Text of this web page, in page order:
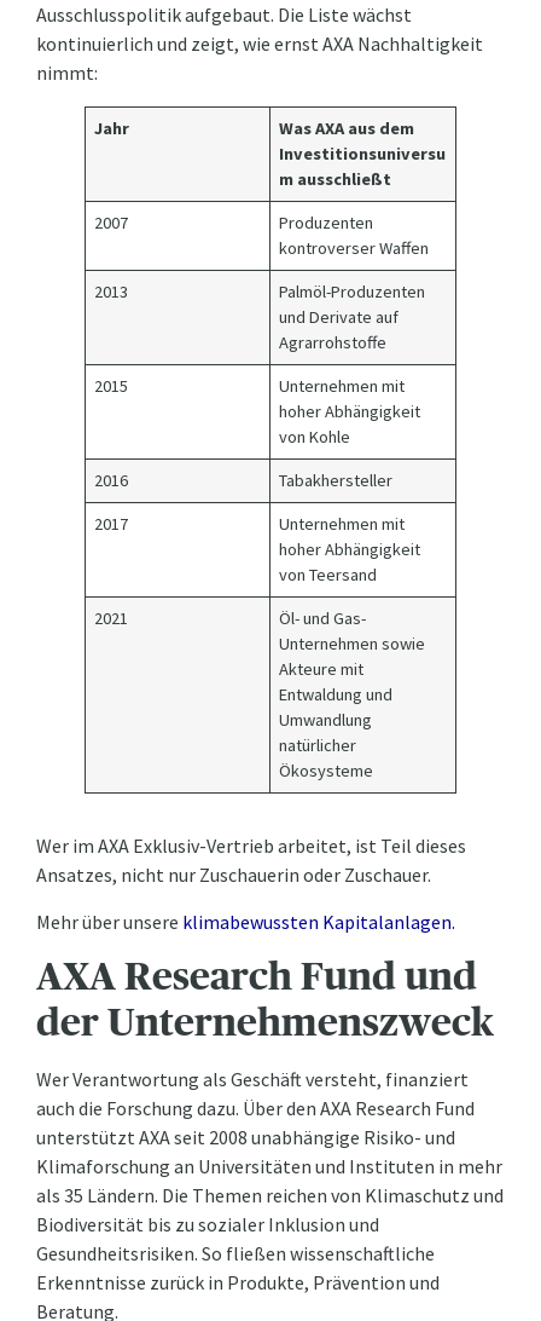
Ausschlusspolitik aufgebaut. Die Liste wächst
kontinuierlich und zeigt, wie ernst AXA Nachhaltigkeit
nimmt:
Jahr
Was AXA aus dem
Investitionsuniversu
m ausschließt
2007
Produzenten
kontroverser Waffen
2013
Palmöl-Produzenten
und Derivate auf
Agrarrohstoffe
2015
Unternehmen mit
hoher Abhängigkeit
von Kohle
2016
Tabakhersteller
2017
Unternehmen mit
hoher Abhängigkeit
von Teersand
2021
Öl- und Gas-
Unternehmen sowie
Akteure mit
Entwaldung und
Umwandlung
natürlicher
Ökosysteme
Wer im AXA Exklusiv-Vertrieb arbeitet, ist Teil dieses
Ansatzes, nicht nur Zuschauerin oder Zuschauer.
Mehr über unsere klimabewussten Kapitalanlagen.
AXA Research Fund und
der Unternehmenszweck
Wer Verantwortung als Geschäft versteht, finanziert
auch die Forschung dazu. Über den AXA Research Fund
unterstützt AXA seit 2008 unabhängige Risiko- und
Klimaforschung an Universitäten und Instituten in mehr
als 35 Ländern. Die Themen reichen von Klimaschutz und
Biodiversität bis zu sozialer Inklusion und
Gesundheitsrisiken. So fließen wissenschaftliche
Erkenntnisse zurück in Produkte, Prävention und
Beratung.